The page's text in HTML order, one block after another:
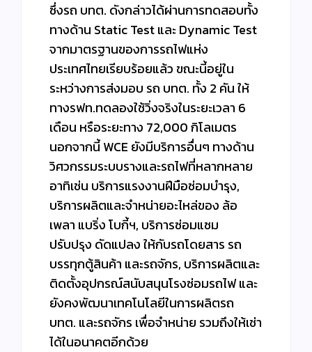
ซึ่งรถ บทต. ดังกล่าวได้ผ่านการทดสอบทั้ง
ทางด้าน Static Test และ Dynamic Test
จากมาตรฐานของการรถไฟแห่ง
ประเทศไทยเรียบร้อยแล้ว ขณะนี้อยู่ใน
ระหว่างการส่งมอบ รถ บทต. ทั้ง 2 คัน ให้
ทางรฟท.ทดลองใช้วิ่งจริงในระยะเวลา 6
เดือน หรือระยะทาง 72,000 กิโลเมตร
นอกจากนี้ WCE ยังมีบริการอื่นๆ ทางด้าน
วิศวกรรมระบบรางและรถไฟที่หลากหลาย
อาทิเช่น บริการแรงงานฝีมือซ่อมบำรุง,
บริการผลิตและจำหน่ายอะไหล่ของ ล้อ
เพลา แบริ่ง โบกี้ฯ, บริการซ่อมแซม
ปรับปรุง ดัดแปลง ให้กับรถโดยสาร รถ
บรรทุกตู้สินค้า และรถจักร, บริการผลิตและ
ติดตั้งอุปกรณ์สนับสนุนโรงซ่อมรถไฟ และ
ยังคงพัฒนาเทคโนโลยีในการผลิตรถ
บทต. และรถจักร เพื่อจำหน่าย รวมถึงให้เช่า
ได้ในอนาคตอีกด้วย